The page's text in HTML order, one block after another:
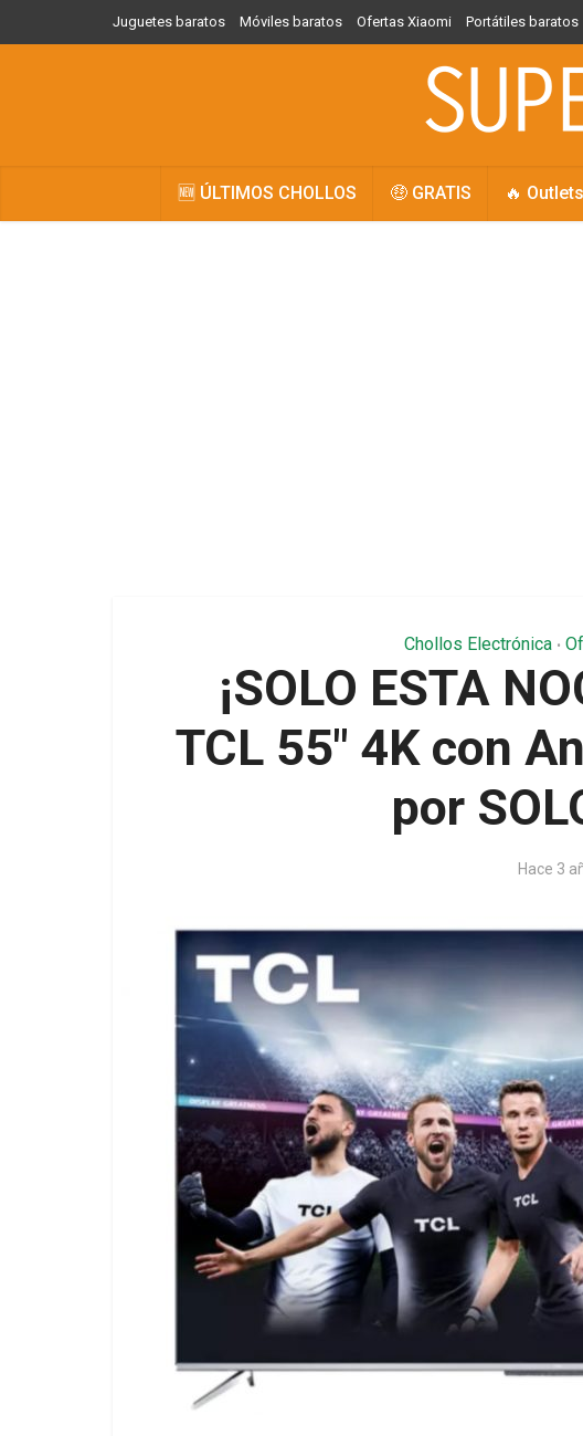
Juguetes baratos Móviles baratos Ofertas Xiaomi Portátiles baratos
🆕 ÚLTIMOS CHOLLOS 🤑 GRATIS 🔥 Outlets
Chollos Electrónica •
¡SOLO ESTA
TCL 55″ 4K con
por
Hace 3